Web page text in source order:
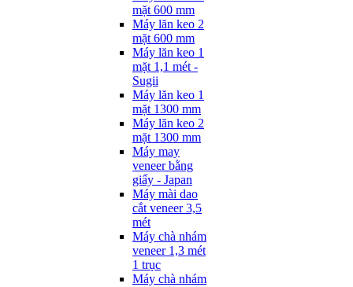
mặt 600 mm
Máy lăn keo 2
mặt 600 mm
Máy lăn keo 1
mặt 1,1 mét -
Sugii
Máy lăn keo 1
mặt 1300 mm
Máy lăn keo 2
mặt 1300 mm
Máy may
veneer bằng
giấy - Japan
Máy mài dao
cắt veneer 3,5
mét
Máy chà nhám
veneer 1,3 mét
1 trục
Máy chà nhám